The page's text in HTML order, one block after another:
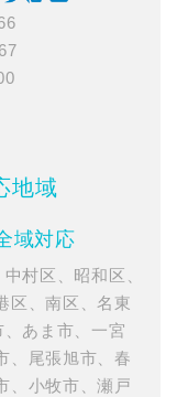
地域
域対応
村区、昭和区、
区、南区、名東
あま市、一宮
、尾張旭市、春
、小牧市、瀬戸